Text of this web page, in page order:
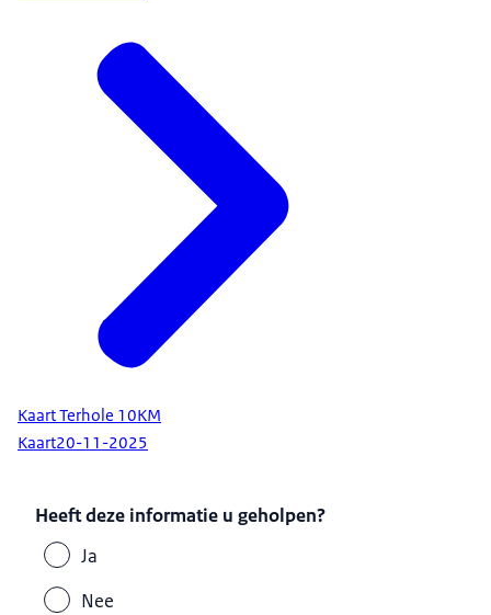
Kaart Terhole 10KM
Kaart20-11-2025
Heeft deze informatie u geholpen?
Ja
Nee